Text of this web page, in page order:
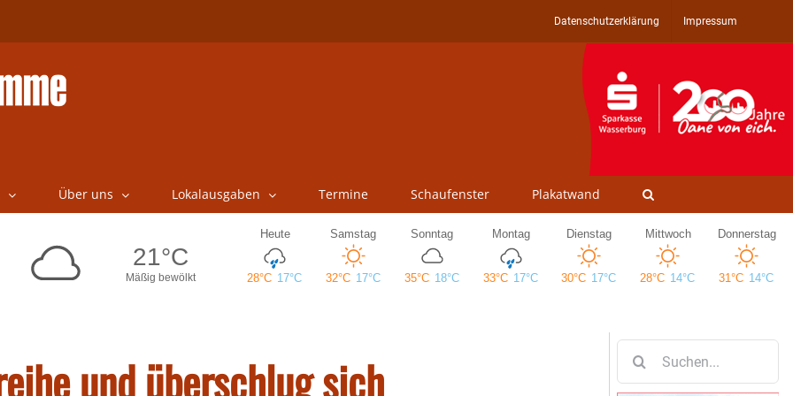
Datenschutzerklärung Impressum
Über uns Lokalausgaben Termine Schaufenster Plakatwand
und überschlug sich
nach: